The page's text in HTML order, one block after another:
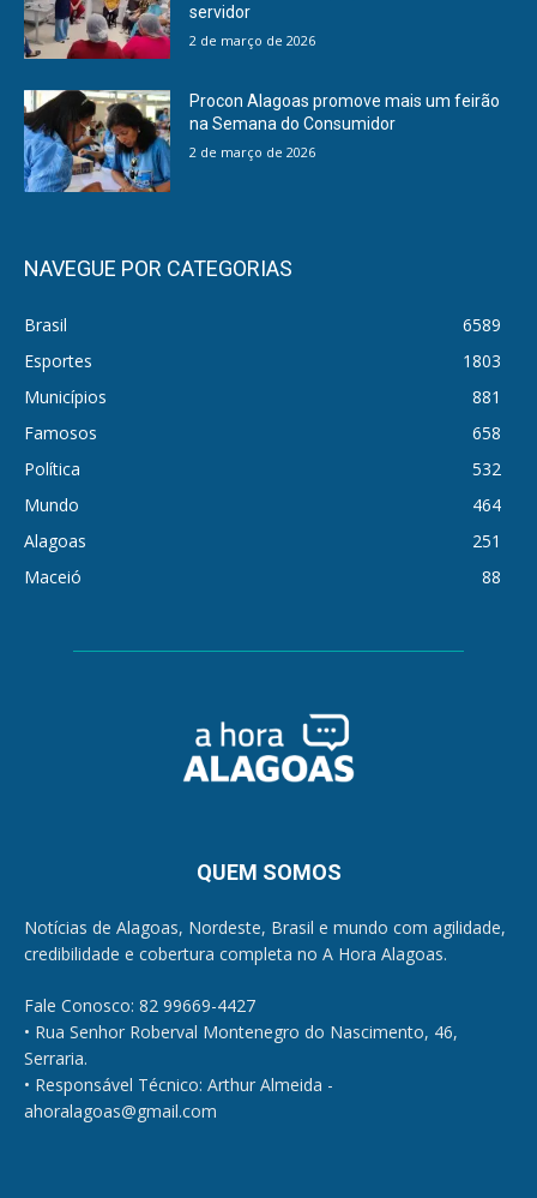
servidor
2 de março de 2026
Procon Alagoas promove mais um feirão
na Semana do Consumidor
2 de março de 2026
NAVEGUE POR CATEGORIAS
Brasil
6589
Esportes
1803
Municípios
881
Famosos
658
Política
532
Mundo
464
Alagoas
251
Maceió
88
QUEM SOMOS
Notícias de Alagoas, Nordeste, Brasil e mundo com agilidade,
credibilidade e cobertura completa no A Hora Alagoas.
Fale Conosco: 82 99669-4427
• Rua Senhor Roberval Montenegro do Nascimento, 46,
Serraria.
• Responsável Técnico: Arthur Almeida -
ahoralagoas@gmail.com